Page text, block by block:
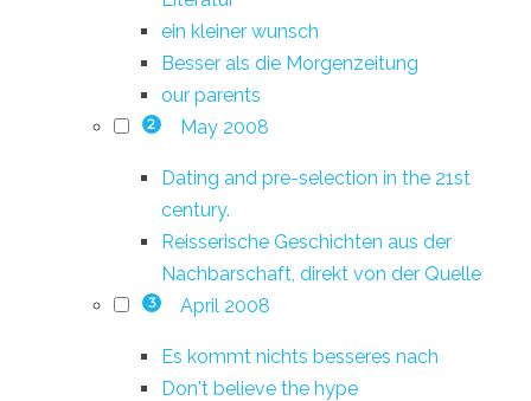
ein kleiner wunsch
Besser als die Morgenzeitung
our parents
2 May 2008
Dating and pre-selection in the 21st
century.
Reisserische Geschichten aus der
Nachbarschaft, direkt von der Quelle
3 April 2008
Es kommt nichts besseres nach
Don't believe the hype